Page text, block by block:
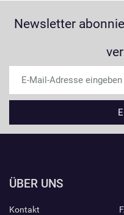
Newsletter
ÜBER UNS
Kontakt